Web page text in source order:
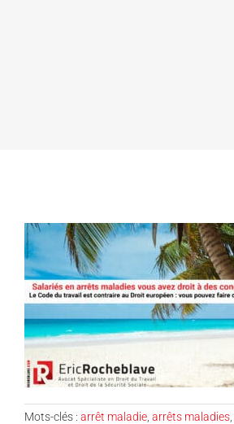
Mots-clés : arrêt maladie arrêts maladies